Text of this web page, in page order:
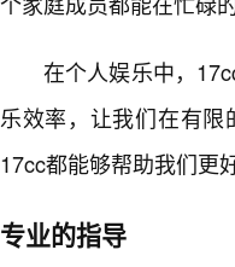
在个人娱乐中，
乐效率，让我们在有
17cc都能够帮助我们更
专业的指导